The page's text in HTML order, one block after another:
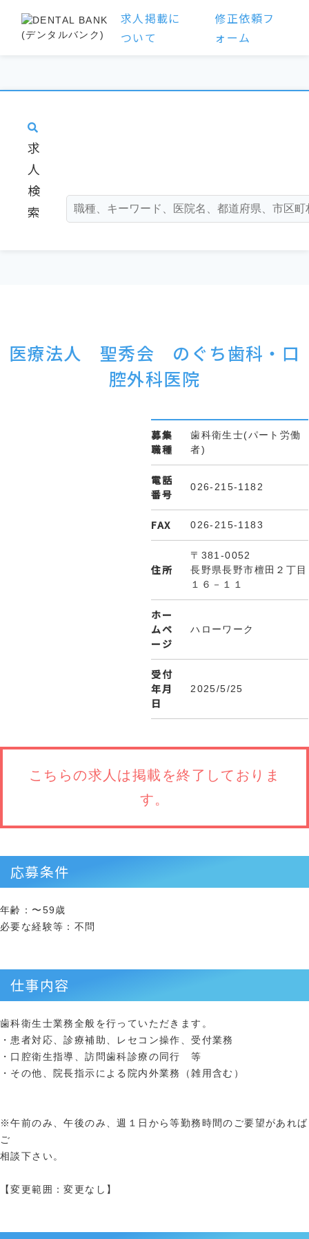
求人掲載に
ついて
修正依頼フ
ォーム
求
人
検
索
医療法人 聖秀会 のぐち歯科・口
腔外科医院
募集
職種
歯科衛生士(パート労働
者)
電話
番号
026-215-1182
FAX 026-215-1183
住所
〒381-0052
長野県長野市檀田２丁目
１６－１１
ホー
ムペ
ージ
ハローワーク
受付
年月
日
2025/5/25
こちらの求人は掲載を終了しておりま
す。
応募条件
年齢：〜59歳
必要な経験等：不問
仕事内容
歯科衛生士業務全般を行っていただきます。
・患者対応、診療補助、レセコン操作、受付業務
・口腔衛生指導、訪問歯科診療の同行 等
・その他、院長指示による院内外業務（雑用含む）
※午前のみ、午後のみ、週１日から等勤務時間のご要望があれば
ご
相談下さい。
【変更範囲：変更なし】